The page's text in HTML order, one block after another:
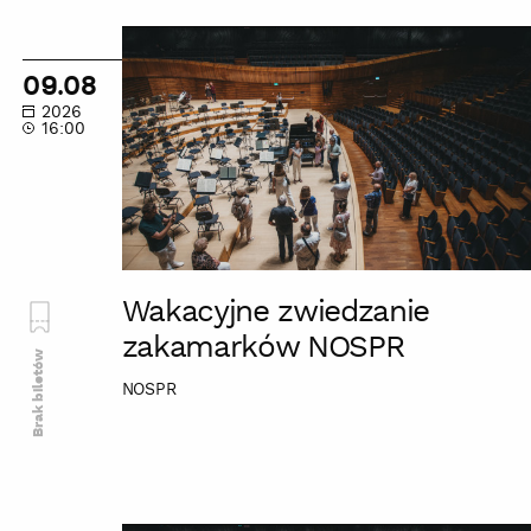
zwiedzanie
zakamarków
NOSPR
09.08
2026
16:00
Wakacyjne zwiedzanie
zakamarków NOSPR
NOSPR
Brak biletów